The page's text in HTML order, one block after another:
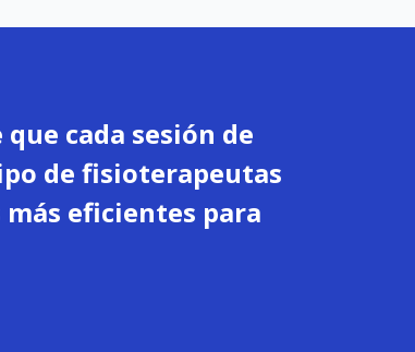
cada sesión de
de fisioterapeutas
eficientes para